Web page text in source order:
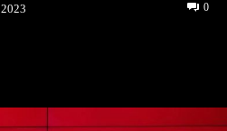
0